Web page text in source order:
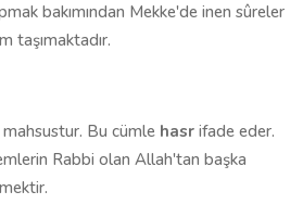
bakımından Mekke'de inen sûreler
taşımaktadır.
Bu cümle hasr ifade eder.
Rabbi olan Allah'tan başka